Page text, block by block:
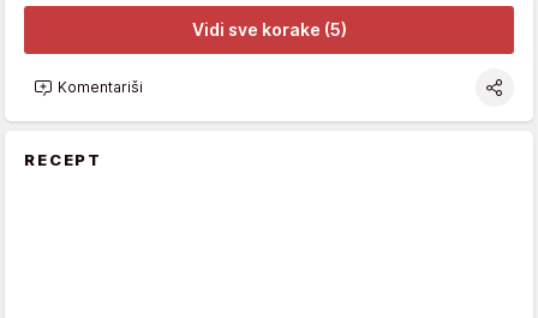
Vidi sve korake (5)
Komentariši
RECEPT